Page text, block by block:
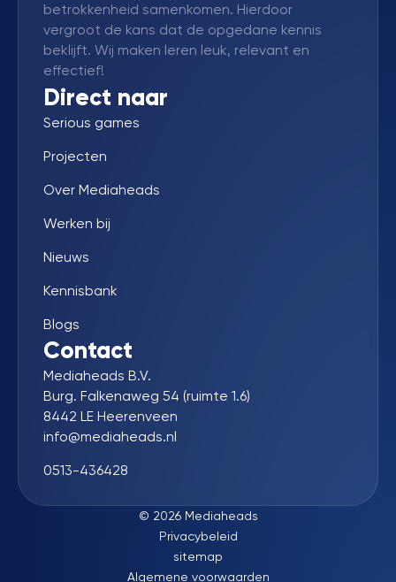
betrokkenheid samenkomen. Hierdoor
vergroot de kans dat de opgedane kennis
beklijft. Wij maken leren leuk, relevant en
effectief!
Direct naar
Serious games
Projecten
Over Mediaheads
Werken bij
Nieuws
Kennisbank
Blogs
Contact
Mediaheads B.V.
Burg. Falkenaweg 54 (ruimte 1.6)
8442 LE Heerenveen
info@mediaheads.nl
0513-436428
© 2026 Mediaheads
Privacybeleid
sitemap
Algemene voorwaarden